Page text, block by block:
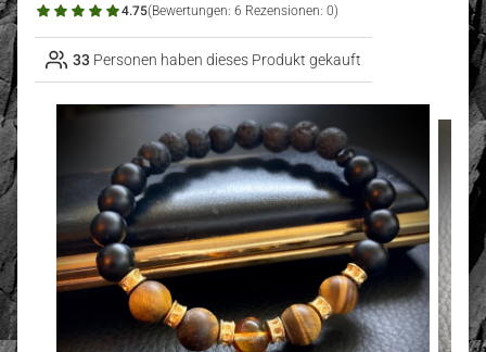
4.75(Bewertungen: 6 Rezensionen: 0)
33 Personen haben dieses Produkt gekauft